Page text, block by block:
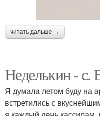
читать дальше →
Неделькин - с.
Я думала летом буду на
встретились с